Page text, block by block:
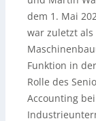
dem 1. Mai
war zuletzt als
Funktion in
Rolle des
Accounting